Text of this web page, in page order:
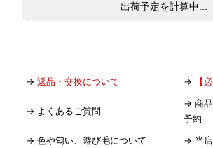
出荷予定を計算中...
→ 返品・交換について → 【
→ よくあるご質問
→ 商
予約
→ 色や匂い、遊び毛について → 当